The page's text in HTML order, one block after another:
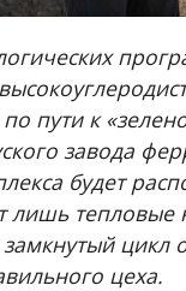
пути к
завода
будет
тепловые
цеха.